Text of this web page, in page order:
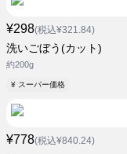
¥298(税込¥321.84)
洗いごぼう(カット)
約200g
¥ スーパー価格
¥778(税込¥840.24)